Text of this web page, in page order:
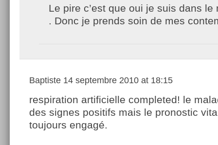
Le pire c’est que oui je suis dans
. Donc je prends soin de mes
Baptiste 14 septembre 2010 at 18:15
respiration artificielle completed! le
des signes positifs mais le pronostic
toujours engagé.